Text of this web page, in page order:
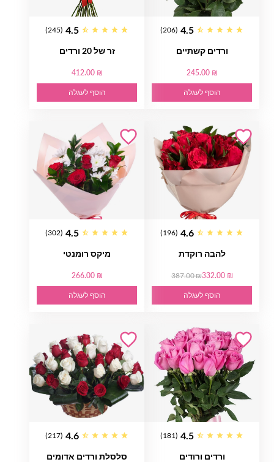
4.5
(206)
ורדים קשתיים
245.00 ₪
הוסף לעגלה
4.5
(245)
זר של 20 ורדים
412.00 ₪
הוסף לעגלה
4.6
(196)
להבה רוקדת
332.00 ₪
387.00 ₪
הוסף לעגלה
4.5
(302)
מיקס רומנטי
266.00 ₪
הוסף לעגלה
4.5
(181)
ורדים ורודים
4.6
(217)
סלסלת ורדים אדומים